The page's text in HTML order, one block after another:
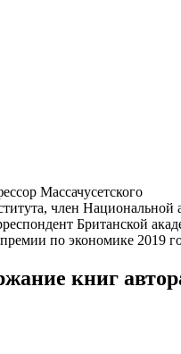
Массачусетского
член Национальной
Британской
по экономике 2019
книг